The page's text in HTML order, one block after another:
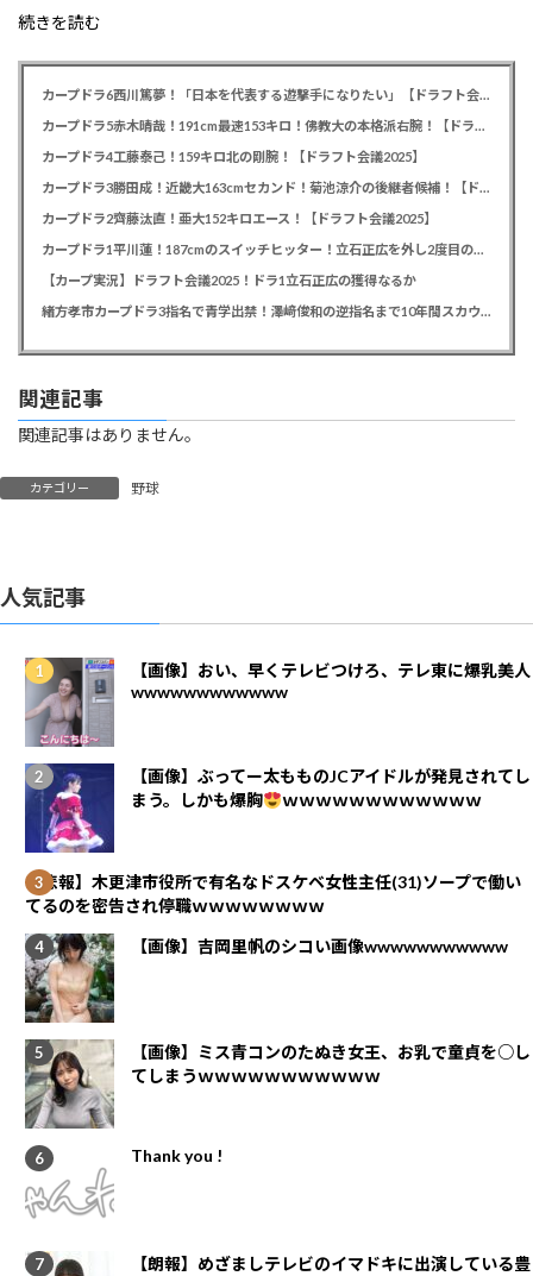
続きを読む
カープドラ4工藤泰己！159キロ北の剛腕！【ドラフト会議2025】
カープドラ2齊藤汰直！亜大152キロエース！【ドラフト会議2025】
【カープ実況】ドラフト会議2025！ドラ1立石正広の獲得なるか
関連記事
関連記事はありません。
カテゴリー 野球
人気記事
【画像】おい、早くテレビつけろ、テレ東に爆乳美人
wwwwwwwwwwww
【画像】ぶってー太もものJCアイドルが発見されてし
まう。しかも爆胸
ｗｗｗｗｗｗｗｗｗｗｗｗ
【悲報】木更津市役所で有名なドスケベ女性主任(31)ソープで働い
てるのを密告され停職ｗｗｗｗｗｗｗｗ
【画像】吉岡里帆のシコい画像wwwwwwwwwww
【画像】ミス青コンのたぬき女王、お乳で童貞を○し
てしまうｗｗｗｗｗｗｗｗｗｗｗ
Thank you !
【朗報】めざましテレビのイマドキに出演している豊